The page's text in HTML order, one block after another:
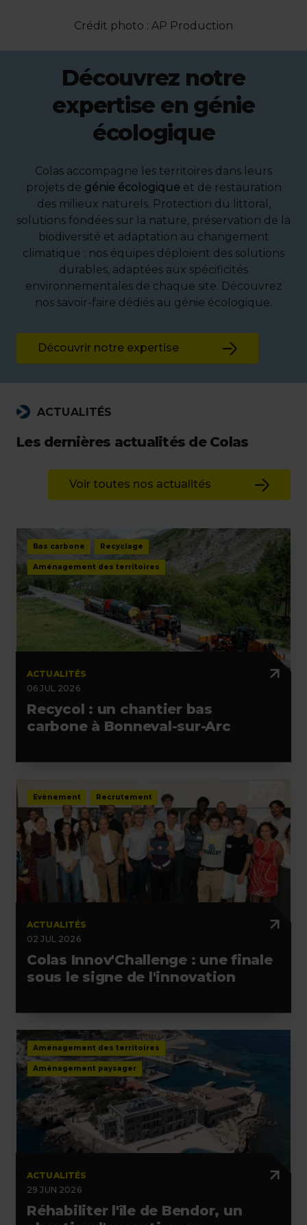
Crédit photo : AP Production
Découvrez notre
expertise en génie
écologique
Colas accompagne les territoires dans leurs
projets de génie écologiqueet de restauration
des milieux naturels. Protection du littoral,
solutions fondées sur la nature, préservation de la
biodiversité et adaptation au changement
climatique : nos équipes déploient des solutions
durables, adaptées aux spécificités
environnementales de chaque site. Découvrez
nos savoir-faire dédiés au génie écologique.
Découvrir notre expertise
ACTUALITÉS
Les dernières actualités de Colas
Voir toutes nos actualités
Bas carbone Recyclage
Aménagement des territoires
ACTUALITÉS
06 JUL 2026
Recycol : un chantier bas
carbone à Bonneval-sur-Arc
Evènement Recrutement
ACTUALITÉS
02 JUL 2026
Colas Innov'Challenge : une finale
sous le signe de l'innovation
Aménagement des territoires
Aménagement paysager
ACTUALITÉS
29 JUN 2026
Réhabiliter l'île de Bendor, un